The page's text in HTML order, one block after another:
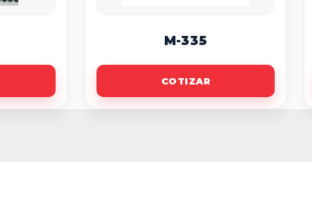
M-335
COTIZAR